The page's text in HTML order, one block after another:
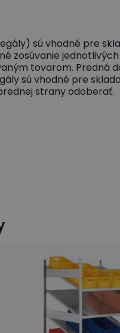
sú vhodné pre
zosúvanie
tovarom. Predná
sú vhodné pre
strany odoberať.